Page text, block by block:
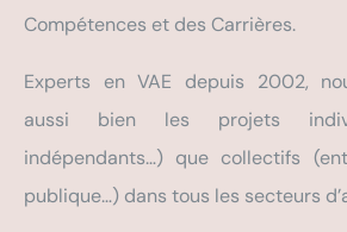
Se connecter
Rechercher:
Compétences et des Carrières.
Experts en VAE depuis 2002,
aussi bien les projets
indépendants…) que collectifs
publique…) dans tous les secteurs
Bilan de
Répondez à nos
dessous et…